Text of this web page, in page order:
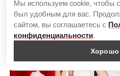
Мы используем cookie, чтобы
был удобным для вас.
сайтом, вы соглашаетесь с
конфиденциальности.
Хорошо